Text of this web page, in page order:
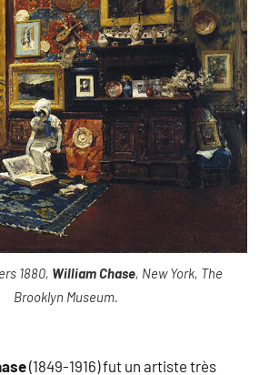
1880, William Chase, New York, The
Brooklyn Museum.
(1849-1916) fut un artiste très